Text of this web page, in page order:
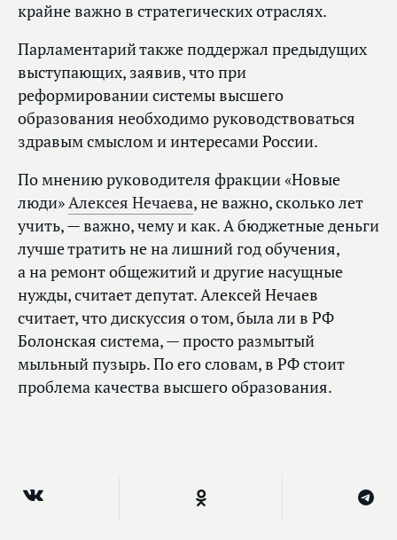
крайне важно в стратегических отраслях.
Парламентарий также поддержал предыдущих
выступающих, заявив, что при
реформировании системы высшего
образования необходимо руководствоваться
здравым смыслом и интересами России.
По мнению руководителя фракции «Новые
люди»Алексея Нечаева, не важно, сколько лет
учить, — важно, чему и как. А бюджетные деньги
лучше тратить не на лишний год обучения,
а на ремонт общежитий и другие насущные
нужды, считает депутат. Алексей Нечаев
считает, что дискуссия о том, была ли в РФ
Болонская система, — просто размытый
мыльный пузырь. По его словам, в РФ стоит
проблема качества высшего образования.